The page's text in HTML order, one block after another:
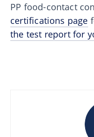
PP food-contact
certifications page
the test report for